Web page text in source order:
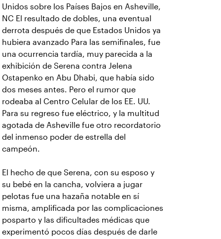
Unidos sobre los Países Bajos en Asheville,
NC El resultado de dobles, una eventual
derrota después de que Estados Unidos ya
hubiera avanzado Para las semifinales, fue
una ocurrencia tardía, muy parecida a la
exhibición de Serena contra Jelena
Ostapenko en Abu Dhabi, que había sido
dos meses antes. Pero el rumor que
rodeaba al Centro Celular de los EE. UU.
Para su regreso fue eléctrico, y la multitud
agotada de Asheville fue otro recordatorio
del inmenso poder de estrella del
campeón.
El hecho de que Serena, con su esposo y
su bebé en la cancha, volviera a jugar
pelotas fue una hazaña notable en sí
misma, amplificada por las complicaciones
posparto y las dificultades médicas que
experimentó pocos días después de darle